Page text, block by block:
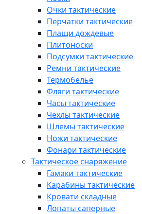
Очки тактические
Перчатки тактические
Плащи дождевые
Плитоноски
Подсумки тактические
Ремни тактические
Термобелье
Фляги тактические
Часы тактические
Чехлы тактические
Шлемы тактические
Ножи тактические
Фонари тактические
Тактическое снаряжение
Гамаки тактические
Карабины тактические
Кровати складные
Лопаты саперные